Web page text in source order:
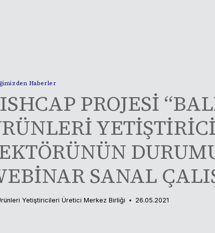
Haberler
PROJESİ
SANAL
Yetiştiricileri Üretici Merkez Birliği 26.05.2021